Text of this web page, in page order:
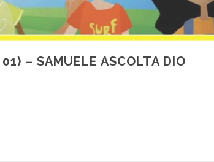
– SAMUELE ASCOLTA DIO